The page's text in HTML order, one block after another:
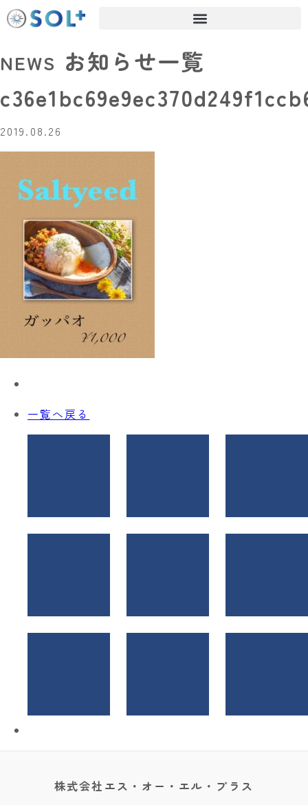
NEWS お知らせ一覧
2019.08.26
一覧へ戻る
株式会社エス・オー・エル・プラス